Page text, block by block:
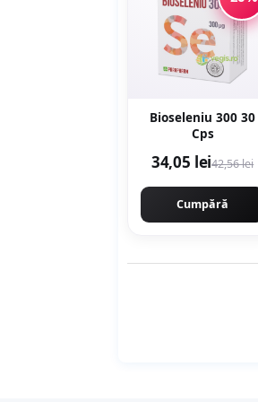
Bioseleniu 300 30
Cps
34,05 lei42,56 lei
Cumpără